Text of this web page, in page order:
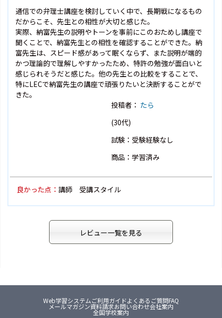
通信での弁理士講座を検討していく中で、長期戦になるもの
だからこそ、先生との相性が大切と感じた。
実際、納富先生の説明やトーンを事前にこのおためし講座で
聞くことで、納富先生との相性を確認することができた。納
富先生は、スピード感があって眠くならず、また説明が端的
かつ理論的で理解しやすかったため、特許の勉強が面白いと
感じられそうだと感じた。他の先生との比較をすることで、
特にLECで納富先生の講座で頑張りたいと決断することがで
きた。
投稿者： たら
(30代)
試験：受験経験なし
商品：学習済み
良かった点： 講師 受講スタイル
レビュー一覧を見る
Web学習システムご利用ガイドよくあるご質問FAQ
メールマガジン資料請求お問い合わせ会社案内
全国学校案内